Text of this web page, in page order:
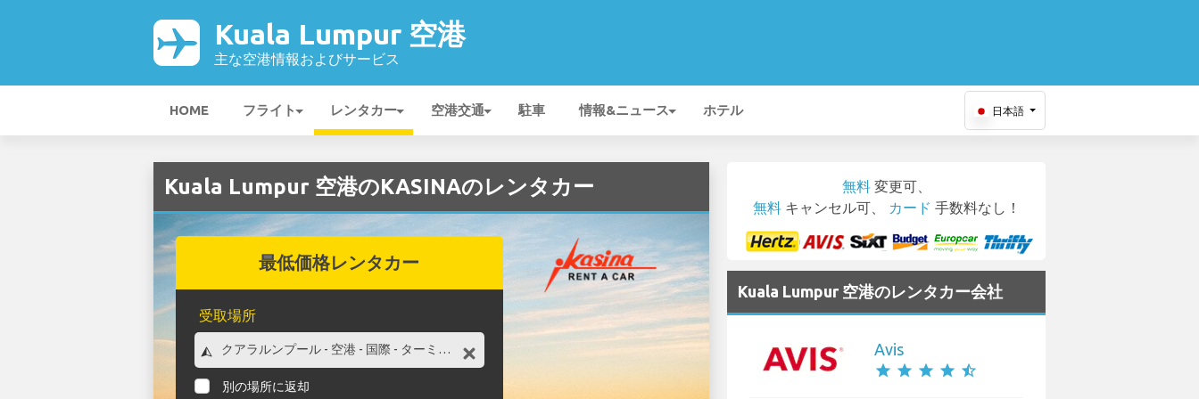
Kuala Lumpur 空港
主な空港情報およびサービス
HOME フライト レンタカー 空港交通 駐車 情報&ニュース ホテル 日本語
Kuala Lumpur 空港のKASINAのレンタカー
最低価格レンタカー
受取場所
別の場所に返却
無料変更可、
無料キャンセル可、 カード 手数料なし！
Kuala Lumpur 空港のレンタカー会社
Avis
star star star star star_half